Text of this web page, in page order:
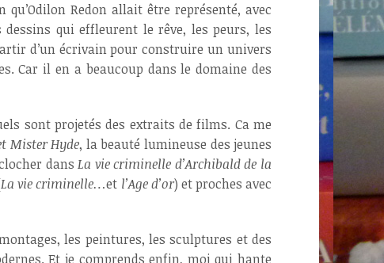
Redon allait être représenté, avec
dessins qui effleurent le rêve, les peurs, les
d’un écrivain pour construire un univers
Car il en a beaucoup dans le domaine des
sont projetés des extraits de films. Ca me
Mister Hyde, la beauté lumineuse des jeunes
dansLa vie criminelle d’Archibald de la
La vie criminelle…et l’Age d’or) et proches avec
les peintures, les sculptures et des
Et je comprends enfin, moi qui hante